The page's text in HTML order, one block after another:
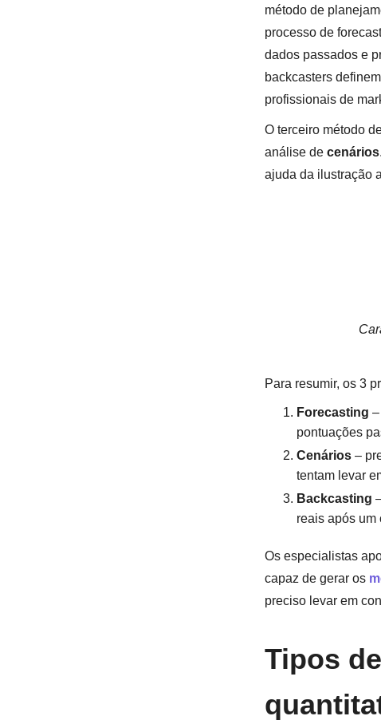
método de
processo de
dados passados e
backcasters
profissionais de
O terceiro método
análise decenários
ajuda da ilustração
Para resumir, os 3
Forecasting
pontuações
Cenários–
tentam levar
Backcasting
reais após um
Os especialistas
capaz de gerar os
preciso levar em
Tipos